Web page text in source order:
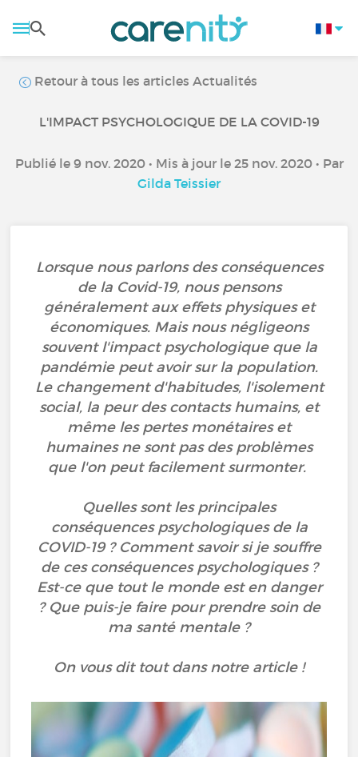
Retour à tous les articles Actualités
L'IMPACT PSYCHOLOGIQUE DE LA COVID-19
Publié le 9 nov. 2020 • Mis à jour le 25 nov. 2020 • Par
Gilda Teissier
Lorsque nous parlons des conséquences
de la Covid-19, nous pensons
généralement aux effets physiques et
économiques. Mais nous négligeons
souvent l'impact psychologique que la
pandémie peut avoir sur la population.
Le changement d'habitudes, l'isolement
social, la peur des contacts humains, et
même les pertes monétaires et
humaines ne sont pas des problèmes
que l'on peut facilement surmonter.
Quelles sont les principales
conséquences psychologiques de la
COVID-19 ? Comment savoir si je souffre
de ces conséquences psychologiques ?
Est-ce que tout le monde est en danger
? Que puis-je faire pour prendre soin de
ma santé mentale ?
On vous dit tout dans notre article !